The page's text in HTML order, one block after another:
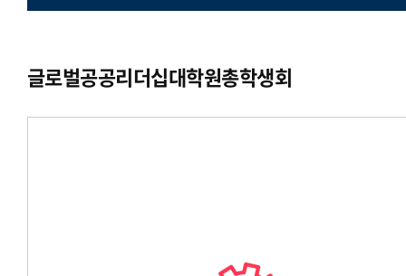
국제지역대학원총학생회
교육대학원총학생회
글로벌공공리더십대학원총학생회